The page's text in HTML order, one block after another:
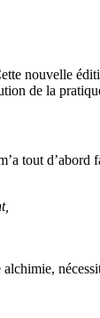
nouvelle
de la
tout